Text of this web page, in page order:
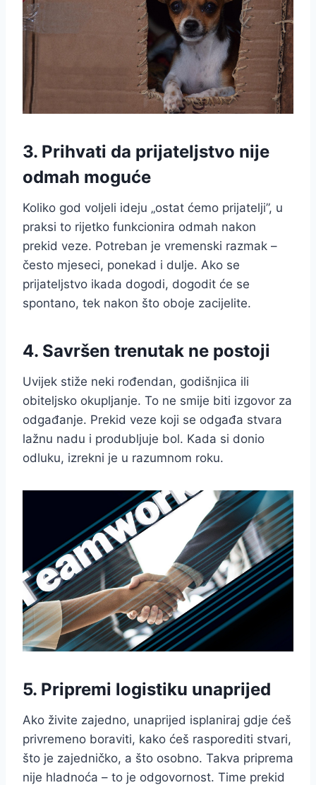
3. Prihvati da prijateljstvo nije
odmah moguće
Koliko god voljeli ideju „ostat ćemo prijatelji”, u
praksi to rijetko funkcionira odmah nakon
prekid veze. Potreban je vremenski razmak –
često mjeseci, ponekad i dulje. Ako se
prijateljstvo ikada dogodi, dogodit će se
spontano, tek nakon što oboje zacijelite.
4. Savršen trenutak ne postoji
Uvijek stiže neki rođendan, godišnjica ili
obiteljsko okupljanje. To ne smije biti izgovor za
odgađanje. Prekid veze koji se odgađa stvara
lažnu nadu i produbljuje bol. Kada si donio
odluku, izrekni je u razumnom roku.
5. Pripremi logistiku unaprijed
Ako živite zajedno, unaprijed isplaniraj gdje ćeš
privremeno boraviti, kako ćeš rasporediti stvari,
što je zajedničko, a što osobno. Takva priprema
nije hladnoća – to je odgovornost. Time prekid